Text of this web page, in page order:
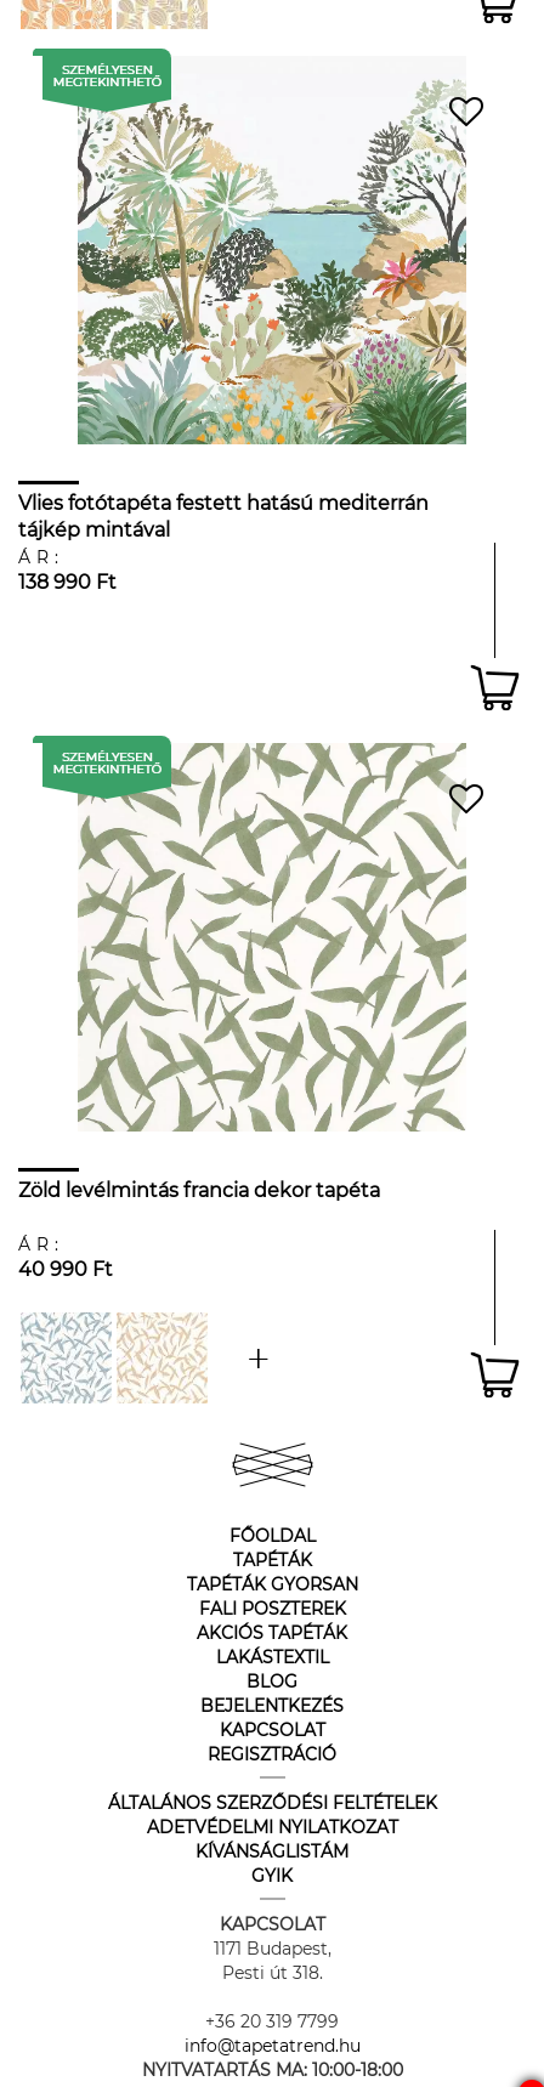
Vlies fotótapéta festett hatású mediterrán
tájkép mintával
ÁR:
138 990 Ft
Zöld levélmintás francia dekor tapéta
ÁR:
40 990 Ft
FŐOLDAL
TAPÉTÁK
TAPÉTÁK GYORSAN
FALI POSZTEREK
AKCIÓS TAPÉTÁK
LAKÁSTEXTIL
BLOG
BEJELENTKEZÉS
KAPCSOLAT
REGISZTRÁCIÓ
ÁLTALÁNOS SZERZŐDÉSI FELTÉTELEK
ADETVÉDELMI NYILATKOZAT
KÍVÁNSÁGLISTÁM
GYIK
KAPCSOLAT
1171 Budapest,
Pesti út 318.
+36 20 319 7799
info@tapetatrend.hu
NYITVATARTÁS MA: 10:00-18:00